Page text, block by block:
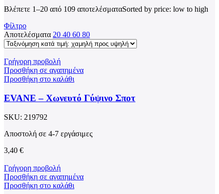
Βλέπετε 1–20 από 109 αποτελέσματαSorted by price: low to high
Φίλτρο
Αποτελέσματα 20 40 60 80
Γρήγορη προβολή
Προσθήκη σε αγαπημένα
Προσθήκη στο καλάθι
EVANE – Χωνευτό Γύψινο Σποτ
SKU: 219792
Αποστολή σε 4-7 εργάσιμες
3,40 €
Γρήγορη προβολή
Προσθήκη σε αγαπημένα
Προσθήκη στο καλάθι